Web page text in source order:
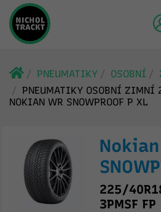
PNEUMATIKY OSOBNÍ
PNEUMATIKY OSOBNÍ
NOKIAN WR SNOWPROOF P XL
Nokian
225/
3PMSF FP